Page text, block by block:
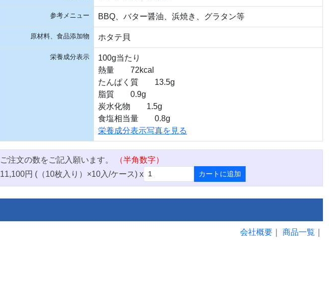
参考メニュー BBQ、バター醤油、浜焼き、グラタン等
原材料、食品添加物 ホタテ貝
栄養成分表示
100g当たり
熱量 72kcal
たんぱく質 13.5g
脂質 0.9g
炭水化物 1.5g
食塩相当量 0.8g
栄養成分表示写真を見る
ご注文の数をご記入願います。
（半角数字）
11,100円 (（10枚入り）×10入/ケース) x
カートに追加
会社概要 商品一覧